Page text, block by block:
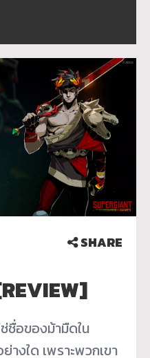
SHARE
ชื่อของม้ามืดใน
างใด เพราะพวกเขา